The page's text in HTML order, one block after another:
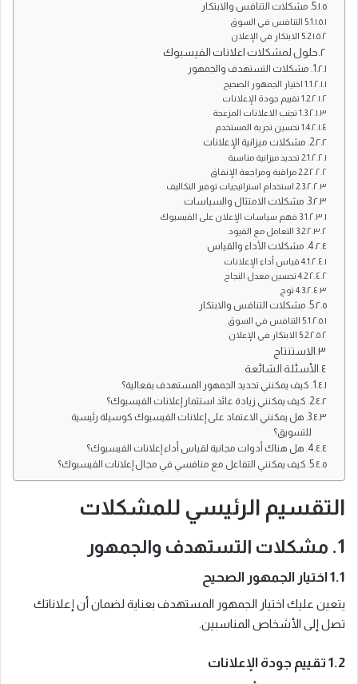
5. مشكلات التنافس والابتكار
5.1 التنافس في السوق
5.2 الابتكار في الإعلان
حلول لمشكلات اعلانات الفيسبوك
1. مشكلات التستهدف والجمهور
1.1 اختيار الجمهور الصحيح
1.2 تقييم جودة الإعلانات
1.3 تجنب الاعلانات المزعجة
1.4 تحسين تجربة المستخدم
2. مشكلات ميزانية الإعلانات
2.1 تحديد ميزانية مناسبة
2.2 مراقبة ومراجعة الإنفاق
2.3 استخدام استراتيجيات توفير التكاليف
3. مشكلات الامتثال والسياسات
3.1 فهم سياسات الإعلان على الفيسبوك
3.2 التعامل مع القيود
4. مشكلات الأداء والقياس
4.1 قياس أداء الإعلانات
4.2 تحسين معدل النجاح
4.3 توج
5. مشكلات التنافس والابتكار
5.1 التنافس في السوق
5.2 الابتكار في الإعلان
الاستنتاج
الأسئلة الشائعة
1. كيف يمكنني تحديد الجمهور المستهدف بفعالية؟
2. كيف يمكنني زيادة عائد استثمار إعلانات الفيسبوك؟
3. هل يمكنني الاعتماد على إعلانات الفيسبوك كوسيلة رئيسية
للتسويق؟
4. هل هناك أدوات مجانية لقياس أداء إعلانات الفيسبوك؟
5. كيف يمكنني التفاعل مع منافسي في مجال إعلانات الفيسبوك؟
التقسيم الرئيسي للمشكلات
1. مشكلات التستهدف والجمهور
1.1 اختيار الجمهور الصحيح
يتعين عليك اختيار الجمهور المستهدف بعناية لضمان أن إعلاناتك
تصل إلى الأشخاص المناسبين.
1.2 تقييم جودة الإعلانات